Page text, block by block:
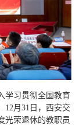
学习贯彻全国教育
12月31日，西安交
光荣退休的教职员